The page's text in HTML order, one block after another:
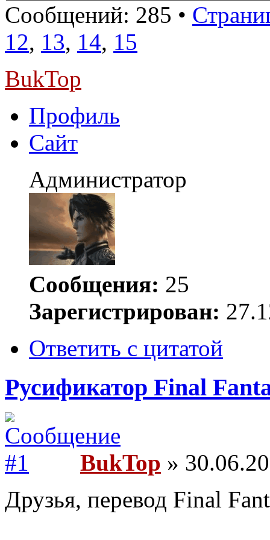
Сообщений: 285 •
12, 13, 14, 15
BukTop
Профиль
Сайт
Администратор
Сообщения: 25
Зарегистрирован:
Ответить с цитатой
Русификатор Final
BukTop »
Друзья, перевод Final